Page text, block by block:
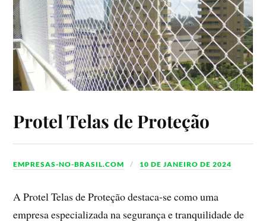
Protel Telas de Proteção
EMPRESAS-NO-BRASIL.COM 10 DE JANEIRO DE 2024
A Protel Telas de Proteção destaca-se como uma
empresa especializada na segurança e tranquilidade de